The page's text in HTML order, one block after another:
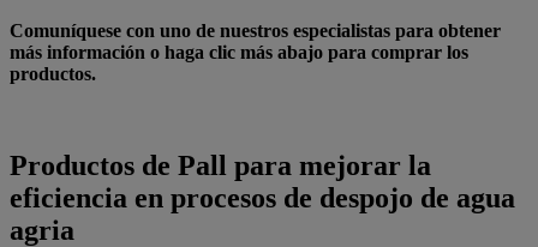
Comuníquese con uno de nuestros especialistas para obtener
más información o haga clic más abajo para comprar los
productos.
Productos de Pall para mejorar la
eficiencia en procesos de despojo de agua
agria